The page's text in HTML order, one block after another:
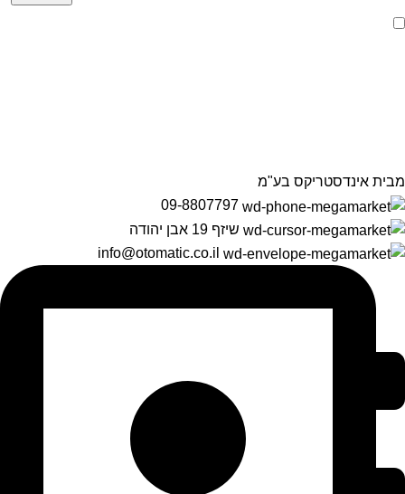
מבית אינדסטריקס בע"מ
09-8807797
שיזף 19 אבן יהודה
info@otomatic.co.il